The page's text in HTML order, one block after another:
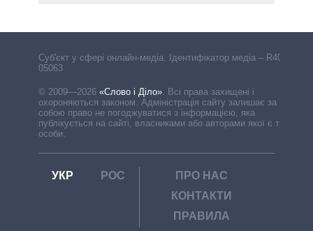
Cуб'єкт у сфері онлайн-медіа. Ідентифікатор медіа – R40-
05063
© 2009—2026 «Слово і Діло». Всі права захищені і
охороняються законом. Адміністрація сайту залишає за
собою право не погоджуватися з інформацією, яка
публікується на сайті, власниками або авторами якої є треті
особи.
УКР РОС
ПРО НАС
КОНТАКТИ
ПРАВИЛА